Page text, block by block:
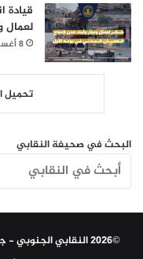
قيادة
لعمال
8 أغسطس، 2026
تحميل
البحث في صحيفة النقابي